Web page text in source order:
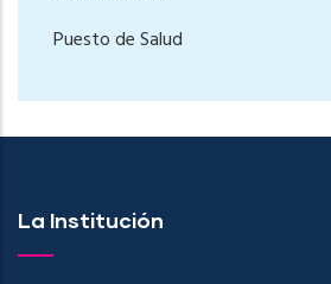
Puesto de Salud
La Institución